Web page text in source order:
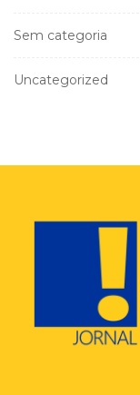
Sem categoria
Uncategorized